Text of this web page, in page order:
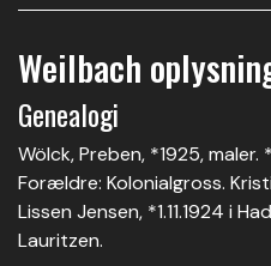
Weilbach
Genealogi
Wölck, Preben, *1925, maler.
Forældre: Kolonialgross.
Lissen Jensen, *1.11.1924 i
Lauritzen.